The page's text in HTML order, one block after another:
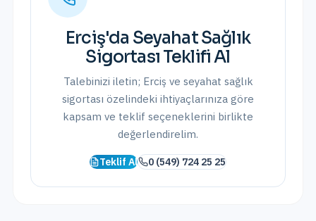
Erciş'da Seyahat Sağlık
Sigortası Teklifi Al
Talebinizi iletin; Erciş ve seyahat sağlık
sigortası özelindeki ihtiyaçlarınıza göre
kapsam ve teklif seçeneklerini birlikte
değerlendirelim.
Teklif Al 0 (549) 724 25 25